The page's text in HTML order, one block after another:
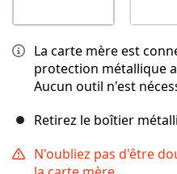
La carte mère est
protection métallique
Aucun outil n'est
Retirez le boîtier
N'oubliez pas d'être